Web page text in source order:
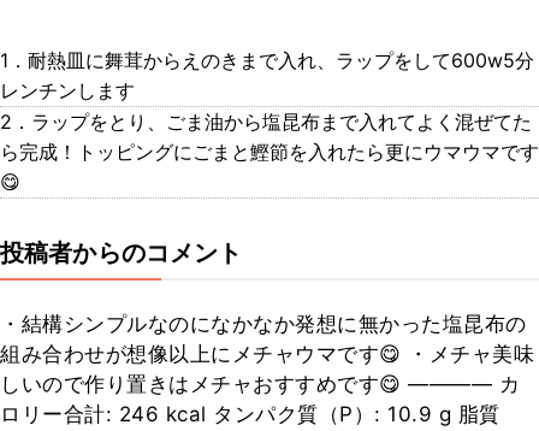
1．耐熱皿に舞茸からえのきまで入れ、ラップをして600w5分
レンチンします
2．ラップをとり、ごま油から塩昆布まで入れてよく混ぜてた
ら完成！トッピングにごまと鰹節を入れたら更にウマウマです
😋
投稿者からのコメント
・結構シンプルなのになかなか発想に無かった塩昆布の
組み合わせが想像以上にメチャウマです😋 ・メチャ美味
しいので作り置きはメチャおすすめです😋 ―――― カ
ロリー合計: 246 kcal タンパク質（P）: 10.9 g 脂質